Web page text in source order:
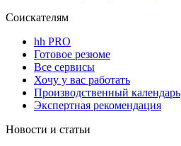
Соискателям
hh PRO
Готовое резюме
Все сервисы
Хочу у вас работать
Производственный календарь
Экспертная рекомендация
Новости и статьи